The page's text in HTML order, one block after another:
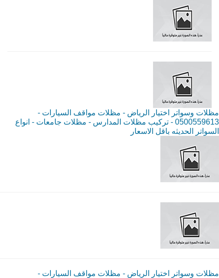
مظلات وسواتر اختيار الرياض - مظلات مواقف السيارات -
0500559613 - تركيب مظلات المدارس - مظلات جامعات - انواع
السواتر الحديثه باقل الاسعار
مظلات وسواتر اختيار الرياض - مظلات مواقف السيارات -